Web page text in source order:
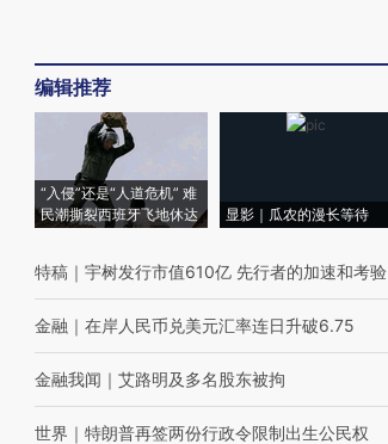
编辑推荐
“入侵”还是“人道危机” 难
民潮撕裂西班牙飞地休达
显影｜瓜农的漫长等待
特稿 ｜ 宇树发行市值610亿 先行者的加速和考验
金融 ｜ 在岸人民币兑美元汇率连日升破6.75
金融我闻 ｜ 艾路明及多名股东被拘
世界 ｜ 特朗普再签两份行政令限制出生公民权